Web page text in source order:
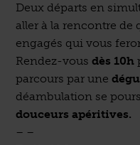
Deux départs en
aller à la rencontre de
engagés qui vous
Rendez-vousdès 10h
parcours par une
déambulation se
douceurs apéritives.
– –